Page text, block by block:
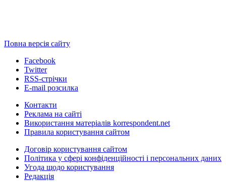
Повна версія сайту
Facebook
Twitter
RSS-стрічки
E-mail розсилка
Контакти
Реклама на сайті
Використання матеріалів korrespondent.net
Правила користування сайтом
Договір користування сайтом
Політика у сфері конфіденційності і персональних даних
Угода щодо користування
Редакція